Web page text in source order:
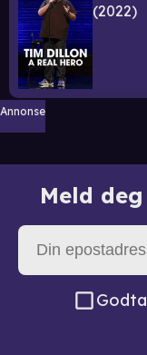
2022
Annonse
Meld
Godta